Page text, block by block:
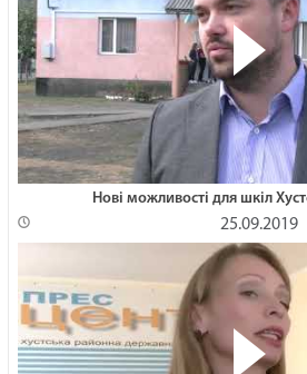
Нові можливості для шкіл
25.09.2019